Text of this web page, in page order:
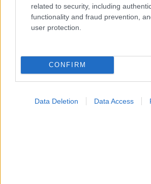
related to security, including
functionality and fraud prevention,
user protection.
CONFIRM
Data Deletion Data Access
Φυτικές ίνες και οι μορφές τους